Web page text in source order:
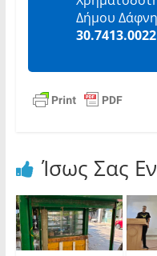
Δήμου
30.7413.0022
Ίσως Σας